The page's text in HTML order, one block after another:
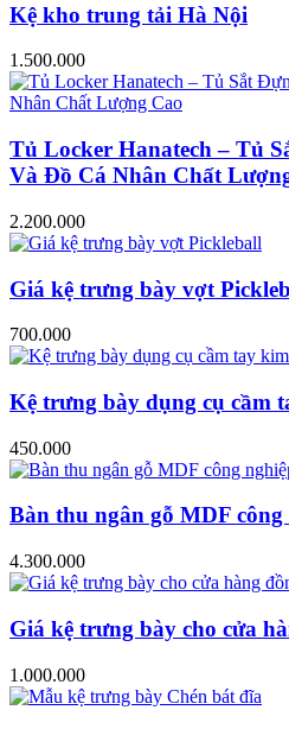
Kệ kho trung tải Hà Nội
1.500.000
Tủ Locker Hanatech – Tủ
Và Đồ Cá Nhân Chất
2.200.000
Giá kệ trưng bày vợt
700.000
Kệ trưng bày dụng cụ cầm
450.000
Bàn thu ngân gỗ MDF
4.300.000
Giá kệ trưng bày cho cửa
1.000.000